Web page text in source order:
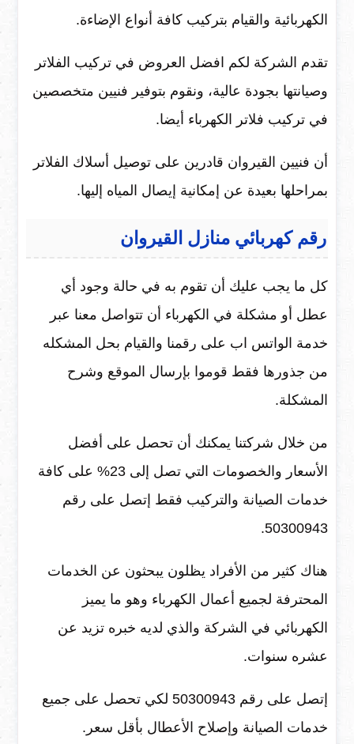
الكهربائية والقيام بتركيب كافة أنواع الإضاءة.
تقدم الشركة لكم افضل العروض في تركيب الفلاتر
وصيانتها بجودة عالية، ونقوم بتوفير فنيين متخصصين
في تركيب فلاتر الكهرباء أيضا.
أن فنيين القيروان قادرين على توصيل أسلاك الفلاتر
بمراحلها بعيدة عن إمكانية إيصال المياه إليها.
رقم كهربائي منازل القيروان
كل ما يجب عليك أن تقوم به في حالة وجود أي
عطل أو مشكلة في الكهرباء أن تتواصل معنا عبر
خدمة الواتس اب على رقمنا والقيام بحل المشكله
من جذورها فقط قوموا بإرسال الموقع وشرح
المشكلة.
من خلال شركتنا يمكنك أن تحصل على أفضل
الأسعار والخصومات التي تصل إلى 23% على كافة
خدمات الصيانة والتركيب فقط إتصل على رقم
50300943.
هناك كثير من الأفراد يظلون يبحثون عن الخدمات
المحترفة لجميع أعمال الكهرباء وهو ما يميز
الكهربائي في الشركة والذي لديه خبره تزيد عن
عشره سنوات.
إتصل على رقم 50300943 لكي تحصل على جميع
خدمات الصيانة وإصلاح الأعطال بأقل سعر.